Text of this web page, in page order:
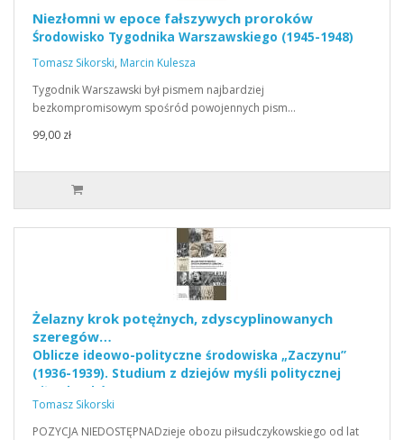
Niezłomni w epoce fałszywych proroków
Środowisko Tygodnika Warszawskiego (1945-1948)
Tomasz Sikorski, Marcin Kulesza
Tygodnik Warszawski był pismem najbardziej
bezkompromisowym spośród powojennych pism…
99,00 zł
Żelazny krok potężnych, zdyscyplinowanych
szeregów…
Oblicze ideowo-polityczne środowiska „Zaczynu”
(1936-1939). Studium z dziejów myśli politycznej
piłsudczyków.
Tomasz Sikorski
POZYCJA NIEDOSTĘPNADzieje obozu piłsudczykowskiego od lat